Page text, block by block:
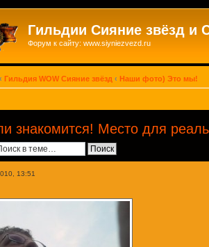
Гильдии Сияние звёзд и
Форум к сайту: www.siyniezvezd.ru
‹ Гильдия WOW Сияние звёзд ‹ Наши фото) Это мы!
знакомится! Место для
13:51